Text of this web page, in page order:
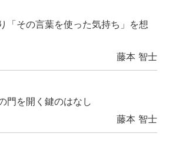
「その言葉を使った気持ち」を想
藤本 智士
門を開く鍵のはなし
藤本 智士